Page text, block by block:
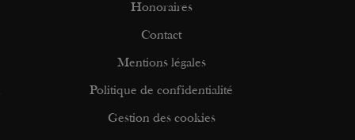
Honoraires
Contact
Mentions légales
Politique de confidentialité
Gestion des cookies